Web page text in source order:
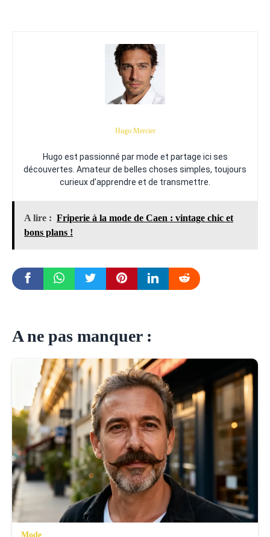
Hugo Mercier
Hugo est passionné par mode et partage ici ses
découvertes. Amateur de belles choses simples, toujours
curieux d’apprendre et de transmettre.
A lire : Friperie à la mode de Caen : vintage chic et
bons plans !
A ne pas manquer :
Mode